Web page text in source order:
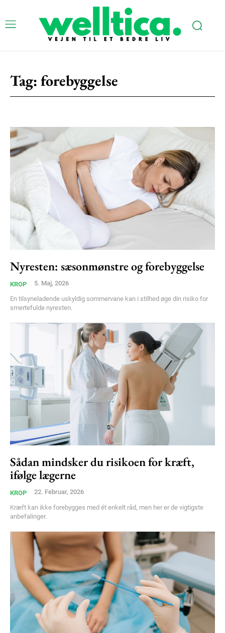
Subscription Plans
Tag: forebyggelse
Nyresten: sæsonmønstre og forebyggelse
KROP 5. Maj, 2026
En tilsyneladende uskyldig sommervane kan i stilhed øge din risiko for
smertefulde nyresten.
Sådan mindsker du risikoen for kræft,
ifølge lægerne
KROP 22. Februar, 2026
Kræft kan ikke forebygges med ét enkelt råd, men her er de vigtigste
anbefalinger.